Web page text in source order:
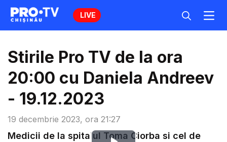
LIVE
19 decembrie 2023, ora 21:27
Stirile Pro TV de la ora
20:00 cu Daniela Andreev
- 19.12.2023
Medicii de la spitalul Toma Ciorba si cel de